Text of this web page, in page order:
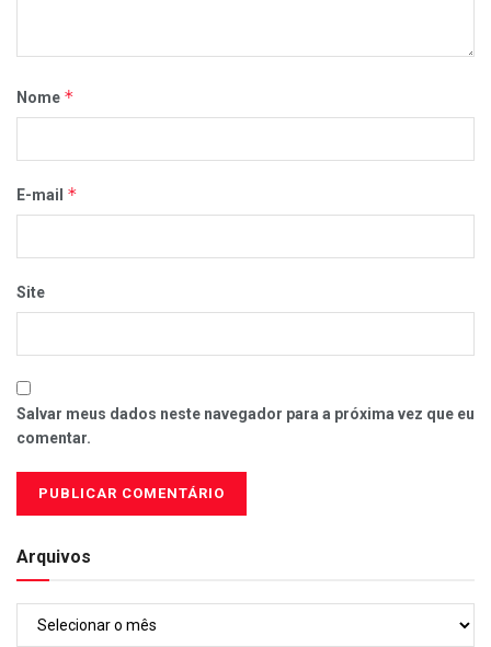
Nome *
E-mail *
Site
Salvar meus dados neste navegador para a próxima vez que eu
comentar.
Arquivos